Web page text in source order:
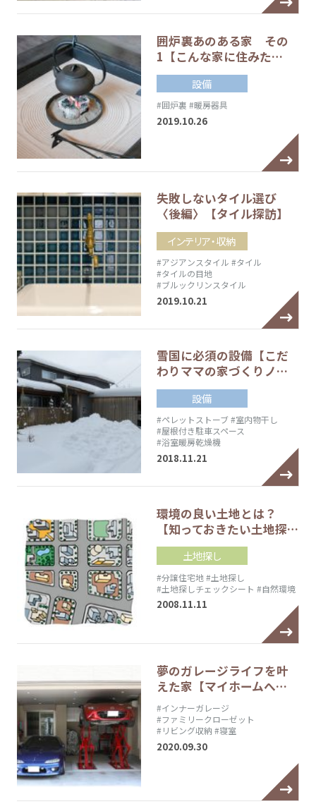
囲炉裏あのある家 その
1【こんな家に住みた…
設備
#囲炉裏 #暖房器具
2019.10.26
失敗しないタイル選び
〈後編〉【タイル探訪】
インテリア・収納
#アジアンスタイル #タイル
#タイルの目地
#ブルックリンスタイル
2019.10.21
雪国に必須の設備【こだ
わりママの家づくりノ…
設備
#ペレットストーブ#室内物干し
#屋根付き駐車スペース
#浴室暖房乾燥機
2018.11.21
環境の良い土地とは？
【知っておきたい土地探…
土地探し
#分譲住宅地#土地探し
#土地探しチェックシート #自然環境
2008.11.11
夢のガレージライフを叶
えた家【マイホームへ…
#インナーガレージ
#ファミリークローゼット
#リビング収納 #寝室
2020.09.30